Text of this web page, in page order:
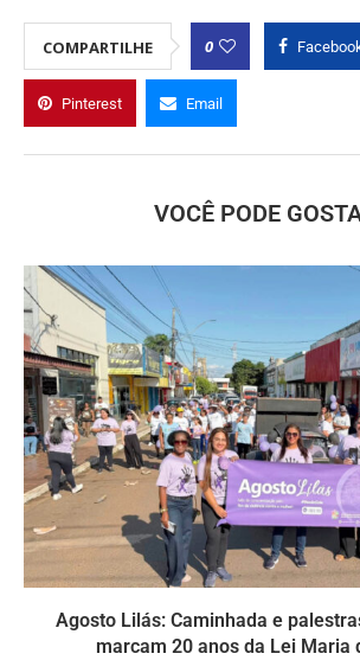
COMPARTILHE 0
Pinterest Email
VOCÊ PODE
Agosto Lilás: Caminhada e
marcam 20 anos da Lei Maria